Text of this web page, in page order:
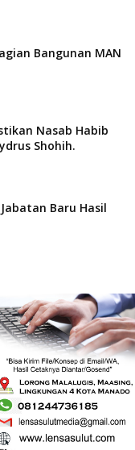
Bangunan MAN
Nasab Habib
Shohih.
Baru Hasil